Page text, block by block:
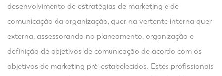
desenvolvimento de estratégias de marketing e de
comunicação da organização, quer na vertente interna quer
externa, assessorando no planeamento, organização e
definição de objetivos de comunicação de acordo com os
objetivos de marketing pré-estabelecidos. Estes profissionais